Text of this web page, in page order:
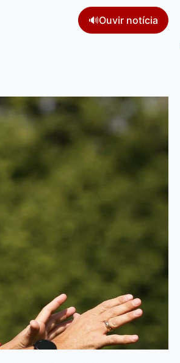
🔊Ouvir notícia